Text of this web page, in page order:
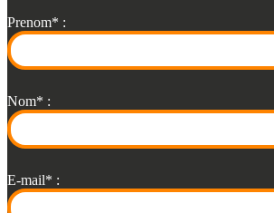
Prenom* :
Nom* :
E-mail* :